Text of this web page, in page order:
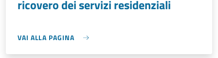
ricovero dei servizi residenziali
VAI ALLA PAGINA